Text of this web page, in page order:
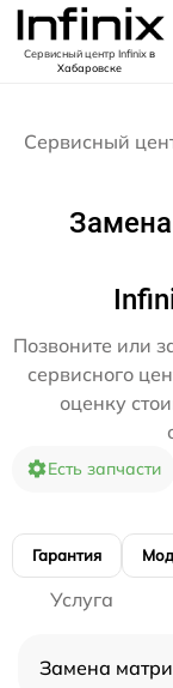
Сервисный центр Infinixв
Хабаровске
Сервисный
Позвоните или
сервисного
оценку
Есть запчасти
Гарантия
Услуга
Замена